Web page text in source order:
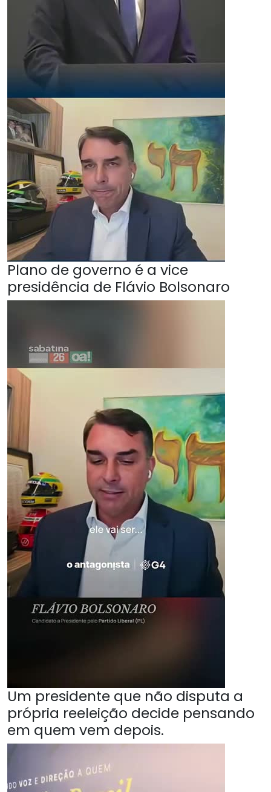
Plano de governo é a vice
presidência de Flávio Bolsonaro
Um presidente que não disputa a
própria reeleição decide pensando
em quem vem depois.